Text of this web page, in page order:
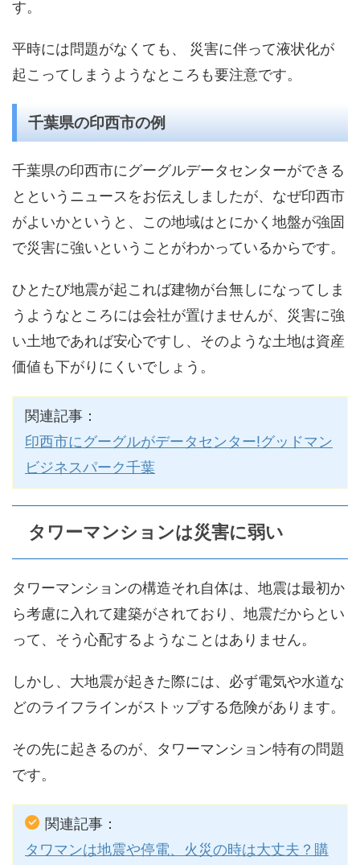
す。
平時には問題がなくても、 災害に伴って液状化が
起こってしまうようなところも要注意です。
千葉県の印西市の例
千葉県の印西市にグーグルデータセンターができる
とというニュースをお伝えしましたが、なぜ印西市
がよいかというと、この地域はとにかく地盤が強固
で災害に強いということがわかっているからです。
ひとたび地震が起これば建物が台無しになってしま
うようなところには会社が置けませんが、災害に強
い土地であれば安心ですし、そのような土地は資産
価値も下がりにくいでしょう。
関連記事：
印西市にグーグルがデータセンター!グッドマン
ビジネスパーク千葉
タワーマンションは災害に弱い
タワーマンションの構造それ自体は、地震は最初か
ら考慮に入れて建築がされており、地震だからとい
って、そう心配するようなことはありません。
しかし、大地震が起きた際には、必ず電気や水道な
どのライフラインがストップする危険があります。
その先に起きるのが、タワーマンション特有の問題
です。
関連記事：
タワマンは地震や停電、火災の時は大丈夫？購